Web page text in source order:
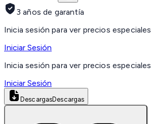
3 años de garantía
Inicia sesión para ver precios especiales
Iniciar Sesión
Inicia sesión para ver precios especiales
Iniciar Sesión
DescargasDescargas